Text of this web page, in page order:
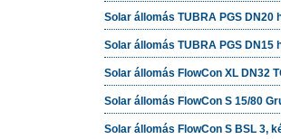
Solar állomás TUBRA PGS DN20
Solar állomás TUBRA PGS DN15
Solar állomás FlowCon XL DN32
Solar állomás FlowCon S 15/80
Solar állomás FlowCon S BSL 3,